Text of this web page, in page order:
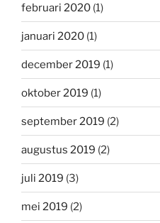
februari 2020 (1)
januari 2020 (1)
december 2019 (1)
oktober 2019 (1)
september 2019 (2)
augustus 2019 (2)
juli 2019 (3)
mei 2019 (2)